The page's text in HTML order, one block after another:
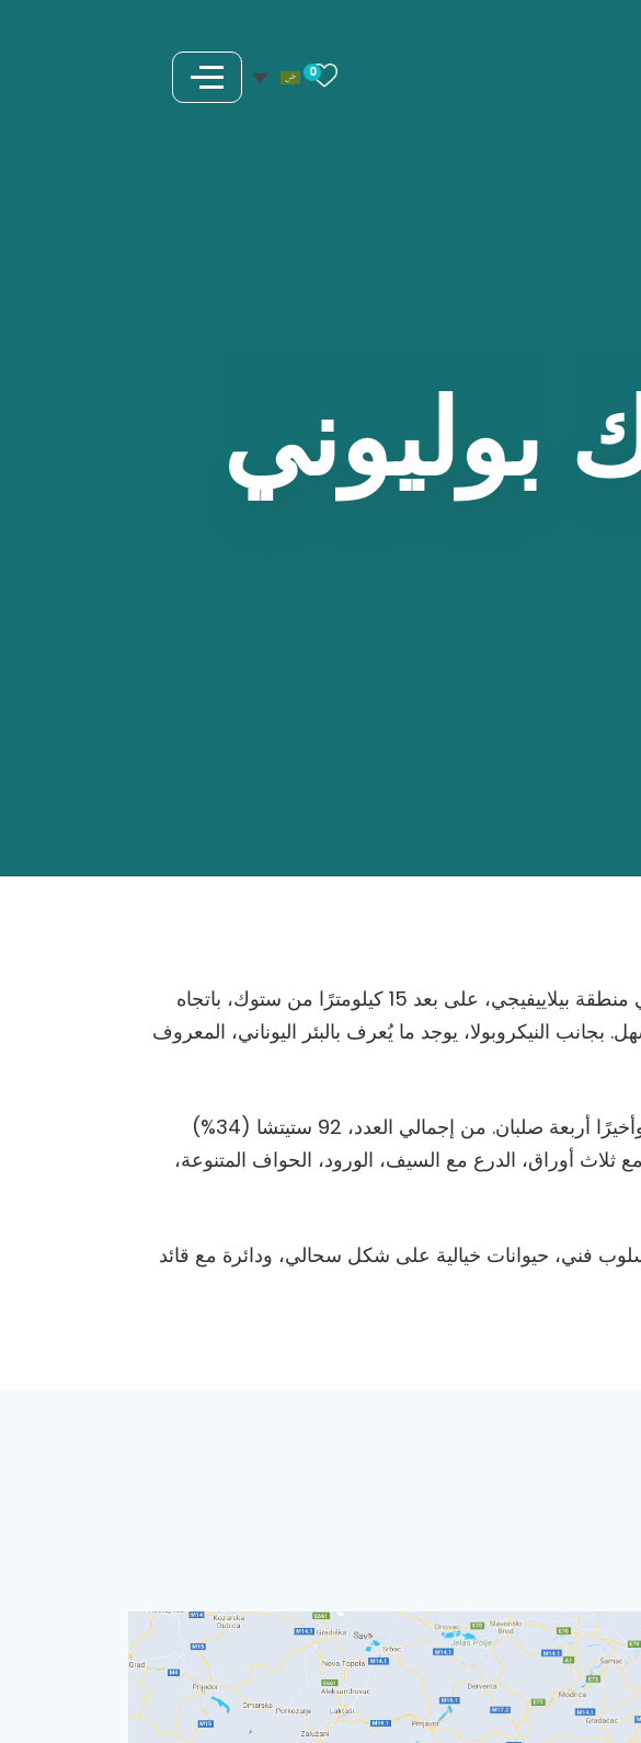
0
بوليوني
تم إدراج نيكروبولا ستيتشاك بوليوني في قائمة التراث العالمي لليونسكو عام 2016. تقع في منطقة بيلاييفيجي، على بعد 15 كيلومترًا من ستوك، باتجاه
هذه النيكروبولا على 269 ستيتشا وتوجد في سهل. بجانب النيكروبولا، يوجد ما يُعرف بالبئر اليوناني، المعروف
بالنسبة للأشكال، الأكثر شيوعًا هي الصناديق (176)، تليها اللوحات (82)، ثم القباب (12)، وأخيرًا أربعة صلبان. من إجمالي العدد، 92 ستيتشا (34%)
ثلاث أوراق، الدرع مع السيف، الورود، الحواف المتنوعة،
فني، حيوانات خيالية على شكل سحالي، ودائرة مع قائد